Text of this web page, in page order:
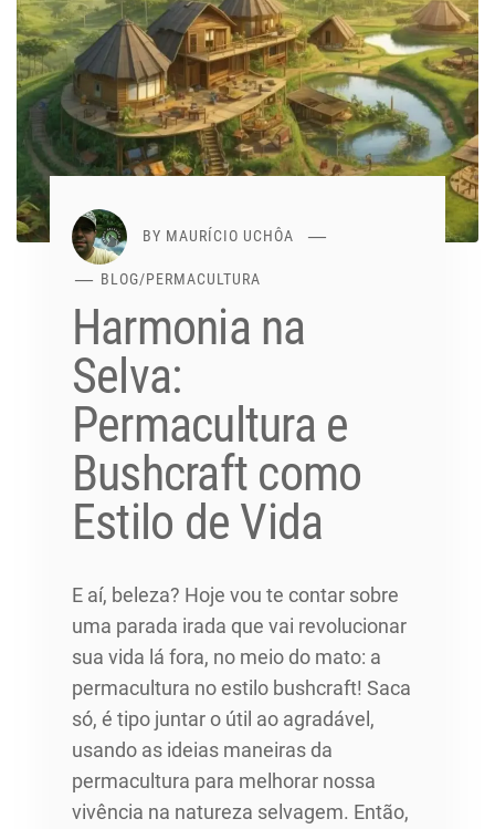
BY MAURÍCIO UCHÔA
BLOG/PERMACULTURA
Harmonia na
Selva:
Permacultura e
Bushcraft como
Estilo de Vida
E aí, beleza? Hoje vou te contar sobre
uma parada irada que vai revolucionar
sua vida lá fora, no meio do mato: a
permacultura no estilo bushcraft! Saca
só, é tipo juntar o útil ao agradável,
usando as ideias maneiras da
permacultura para melhorar nossa
vivência na natureza selvagem. Então,